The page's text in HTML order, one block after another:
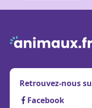
Retrouvez-nous
Facebook